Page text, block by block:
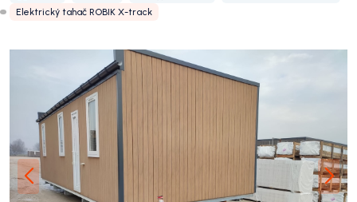
Elektrický tahač ROBIK X-track